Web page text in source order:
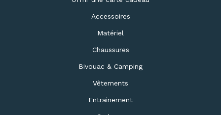
Accessoires
Matériel
Chaussures
Bivouac & Camping
Vêtements
Entrainement